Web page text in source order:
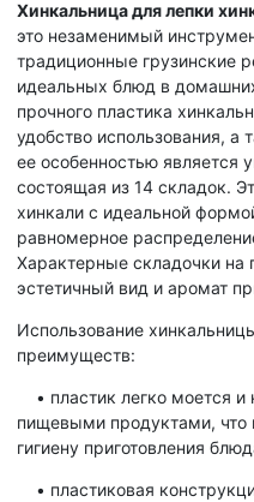
Хинкальница для лепки
это незаменимый
традиционные грузинские
идеальных блюд в
прочного пластика
удобство использования, а
ее особенностью является
состоящая из 14 складок.
хинкали с идеальной
равномерное
Характерные складочки на
эстетичный вид и аромат
Использование
преимуществ:
• пластик легко моется и
пищевыми продуктами, что
гигиену приготовления
• пластиковая